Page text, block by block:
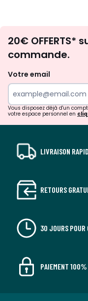
20€ OFFERTS*
commande.
Votre email
Vous disposez déjà d'un
votre espace personnel en
LIVRAISON
RETOURS
30 JOURS POUR
PAIEMENT 100%